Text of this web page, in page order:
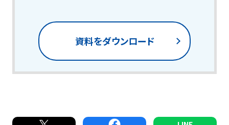
資料をダウンロード